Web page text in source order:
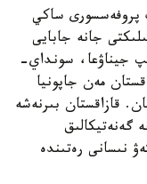
پروفەسسورى ساكي
جانە جابايى
جيناۋعا، سونداي-
مەن جاپونيا
قازاقستان بىرنەشە
گەنەتيكالىق
نىسانى رەتىندە